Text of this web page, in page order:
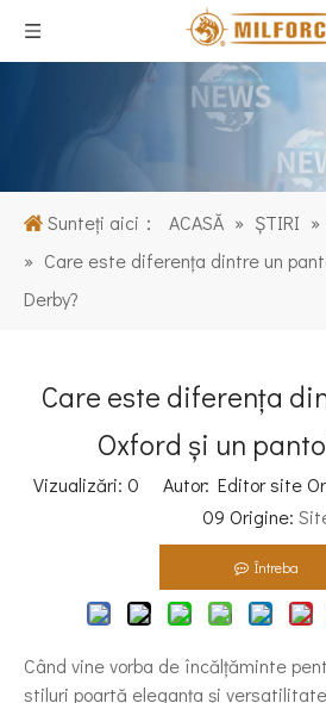
Sunteți aici： ACASĂ » ŞTIRI »
» Care este diferența dintre un
Derby?
Care este diferența
Oxford și un
Vizualizări: 0 Autor: Editor site
09 Origine:
Întreba
Când vine vorba de încălțăminte
stiluri poartă eleganța și